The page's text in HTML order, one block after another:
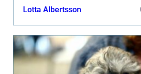
altanen med vä...
Lotta Albertsson